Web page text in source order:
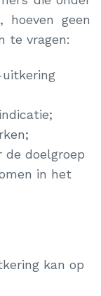
hoeven geen
te vragen:
uitkering
de doelgroep
in het
kan op